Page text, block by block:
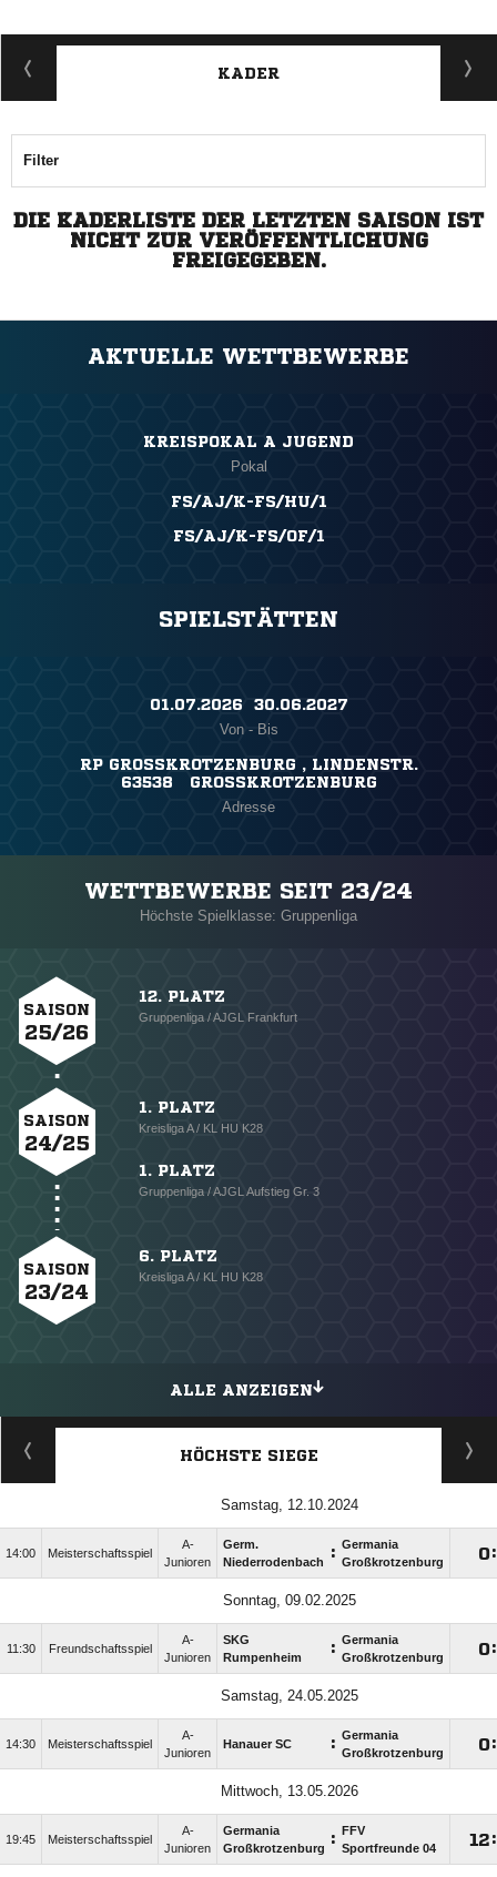
KADER
Filter
DIE KADERLISTE DER LETZTEN SAISON IST
NICHT ZUR VERÖFFENTLICHUNG
FREIGEGEBEN.
AKTUELLE WETTBEWERBE
KREISPOKAL A JUGEND
Pokal
FS/AJ/K-FS/HU/1
FS/AJ/K-FS/OF/1
SPIELSTÄTTEN
01.07.2026 ​ 30.06.2027
Von - Bis
RP GROSSKROTZENBURG , LINDENSTR.
63538 GROSSKROTZENBURG
Adresse
WETTBEWERBE SEIT 23/24
Höchste Spielklasse: Gruppenliga
SAISON
25/26
12. PLATZ
Gruppenliga / AJGL Frankfurt
SAISON
24/25
1. PLATZ
Kreisliga A / KL HU K28
1. PLATZ
Gruppenliga / AJGL Aufstieg Gr. 3
SAISON
23/24
6. PLATZ
Kreisliga A / KL HU K28
ALLE ANZEIGEN
HÖCHSTE SIEGE
Samstag, 12.10.2024
14:00 Meisterschaftsspiel
A-
Junioren
Germ.
Niederrodenbach
: Germania
Großkrotzenburg
:
Sonntag, 09.02.2025
11:30 Freundschaftsspiel
A-
Junioren
SKG
Rumpenheim
: Germania
Großkrotzenburg
:
Samstag, 24.05.2025
14:30 Meisterschaftsspiel
A-
Junioren
Hanauer SC : Germania
Großkrotzenburg
:
Mittwoch, 13.05.2026
19:45 Meisterschaftsspiel
A-
Junioren
Germania
Großkrotzenburg :
FFV
Sportfreunde 04
: